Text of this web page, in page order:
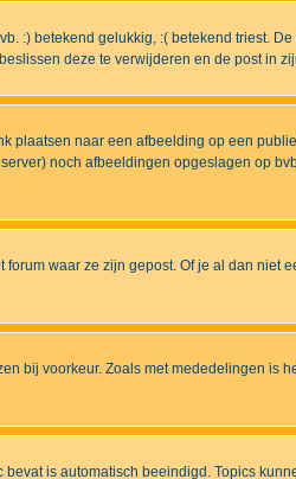
:) betekend gelukkig, :( betekend triest.
deze te verwijderen en de post in
plaatsen naar een afbeelding op een
noch afbeeldingen opgeslagen op
waar ze zijn gepost. Of je al dan niet
bij voorkeur. Zoals met mededelingen is
is automatisch beeindigd. Topics